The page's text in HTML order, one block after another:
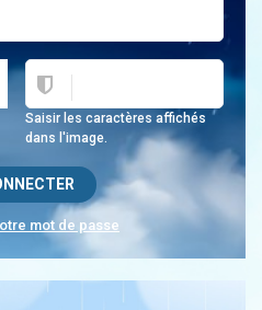
Saisir les caractères affichés
dans l'image.
mot de passe